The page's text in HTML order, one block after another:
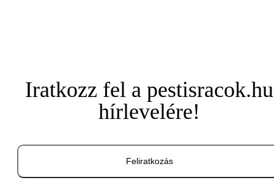
Iratkozz fel a pestisracok.hu
hírlevelére!
Feliratkozás